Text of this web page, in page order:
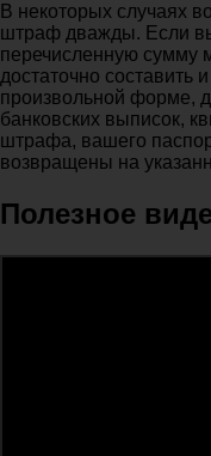
В некоторых случаях
штраф дважды. Если
перечисленную сумму
достаточно
произвольной форме,
банковских выписок,
штрафа, вашего
возвращены на
Полезное